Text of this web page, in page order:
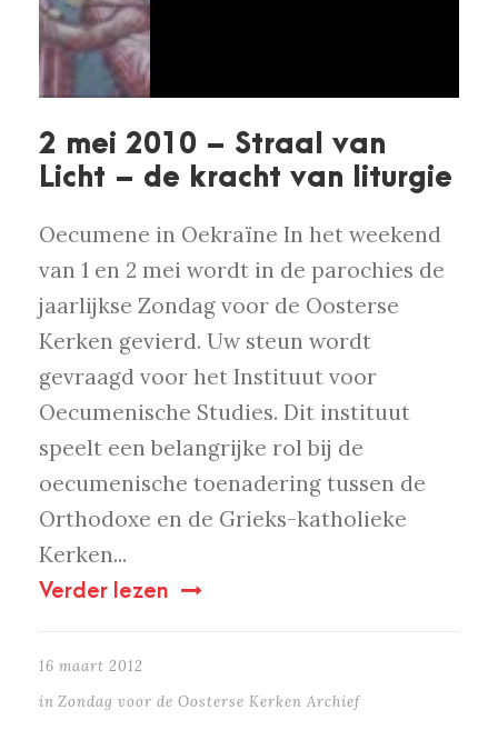
2 mei 2010 – Straal van
Licht – de kracht van liturgie
Oecumene in Oekraïne In het weekend
van 1 en 2 mei wordt in de parochies de
jaarlijkse Zondag voor de Oosterse
Kerken gevierd. Uw steun wordt
gevraagd voor het Instituut voor
Oecumenische Studies. Dit instituut
speelt een belangrijke rol bij de
oecumenische toenadering tussen de
Orthodoxe en de Grieks-katholieke
Kerken...
Verder lezen
16 maart 2012
in Zondag voor de Oosterse Kerken Archief